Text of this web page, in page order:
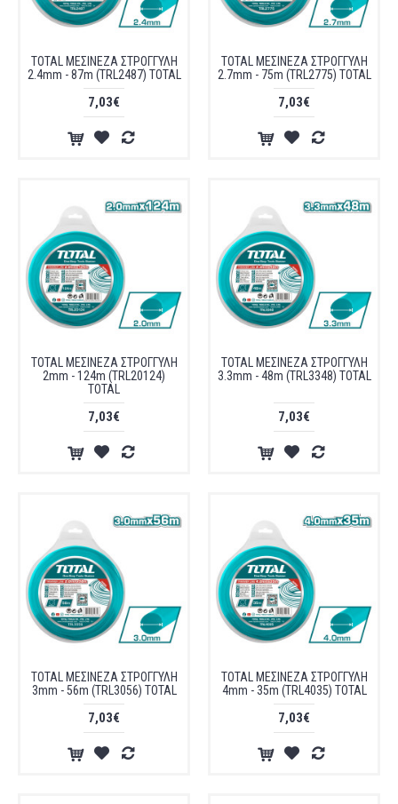
TOTAL ΜΕΣΙΝΕΖΑ ΣΤΡΟΓΓΥΛΗ
2.4mm - 87m (TRL2487) TOTAL
7,03€
TOTAL ΜΕΣΙΝΕΖΑ ΣΤΡΟΓΓΥΛΗ
2.7mm - 75m (TRL2775) TOTAL
7,03€
TOTAL ΜΕΣΙΝΕΖΑ ΣΤΡΟΓΓΥΛΗ
2mm - 124m (TRL20124)
TOTAL
7,03€
TOTAL ΜΕΣΙΝΕΖΑ ΣΤΡΟΓΓΥΛΗ
3.3mm - 48m (TRL3348) TOTAL
7,03€
TOTAL ΜΕΣΙΝΕΖΑ ΣΤΡΟΓΓΥΛΗ
3mm - 56m (TRL3056) TOTAL
7,03€
TOTAL ΜΕΣΙΝΕΖΑ ΣΤΡΟΓΓΥΛΗ
4mm - 35m (TRL4035) TOTAL
7,03€